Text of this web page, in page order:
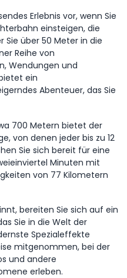
Erlebnis vor, wenn Sie
einsteigen, die
über 50 Meter in die
Reihe von
Wendungen und
ein
Abenteuer, das Sie
700 Metern bietet der
von denen jeder bis zu 12
Sie sich bereit für eine
Minuten mit
von 77 Kilometern
bereiten Sie sich auf ein
Sie in die Welt der
Spezialeffekte
mitgenommen, bei der
und andere
erleben.